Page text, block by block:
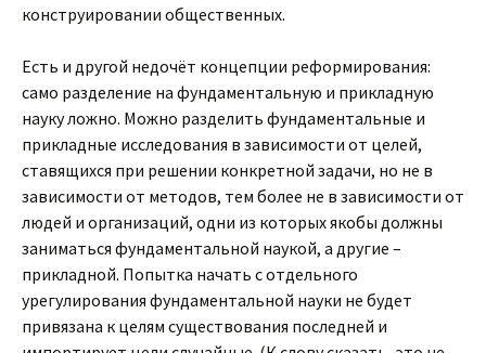
конструировании общественных.
Есть и другой недочёт концепции реформирования:
само разделение на фундаментальную и прикладную
науку ложно. Можно разделить фундаментальные и
прикладные исследования в зависимости от целей,
ставящихся при решении конкретной задачи, но не в
зависимости от методов, тем более не в зависимости от
людей и организаций, одни из которых якобы должны
заниматься фундаментальной наукой, а другие –
прикладной. Попытка начать с отдельного
урегулирования фундаментальной науки не будет
привязана к целям существования последней и